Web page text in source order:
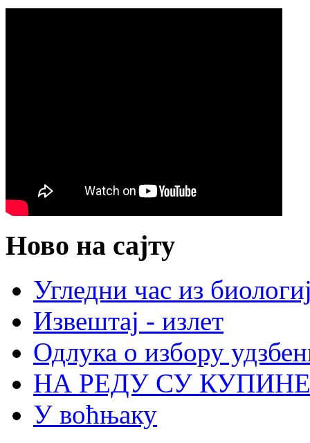
Ново на сајту
Угледни час из
Извештај - излет
Одлука о избору
НА РЕДУ СУ
У воћњаку